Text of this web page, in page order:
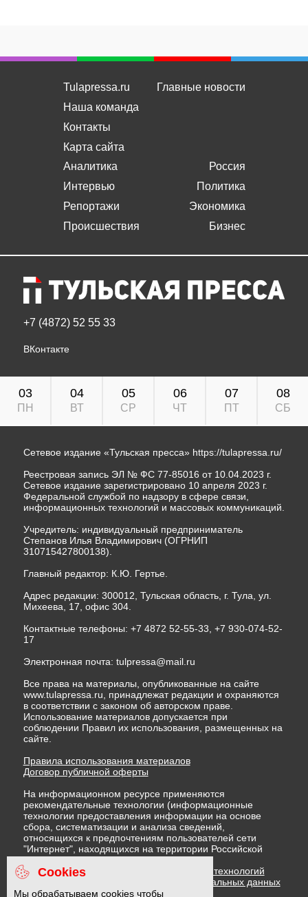
Tulapressa.ru
Наша команда
Контакты
Карта сайта
Главные новости
Аналитика
Интервью
Репортажи
Происшествия
Россия
Политика
Экономика
Бизнес
+7 (4872) 52 55 33
ВКонтакте
03
ПН
04
ВТ
05
СР
06
ЧТ
07
ПТ
08
СБ
Сетевое издание «Тульская пресса» https://tulapressa.ru/
Реестровая запись ЭЛ № ФС 77-85016 от 10.04.2023 г.
Сетевое издание зарегистрировано 10 апреля 2023 г.
Федеральной службой по надзору в сфере связи,
информационных технологий и массовых коммуникаций.
Учредитель: индивидуальный предприниматель
Степанов Илья Владимирович (ОГРНИП
310715427800138).
Главный редактор: К.Ю. Гертье.
Адрес редакции: 300012, Тульская область, г. Тула, ул.
Михеева, 17, офис 304.
Контактные телефоны: +7 4872 52-55-33, +7 930-074-52-
17
Электронная почта: tulpressa@mail.ru
Все права на материалы, опубликованные на сайте
www.tulapressa.ru, принадлежат редакции и охраняются
в соответствии с законом об авторском праве.
Использование материалов допускается при
соблюдении Правил их использования, размещенных на
сайте.
Правила использования материалов
Договор публичной оферты
На информационном ресурсе применяются
рекомендательные технологии (информационные
технологии предоставления информации на основе
сбора, систематизации и анализа сведений,
относящихся к предпочтениям пользователей сети
"Интернет", находящихся на территории Российской
Федерации)
Правила применения рекомендательных технологий
Политика в отношении обработки персональных данных
Политика обработки файлов cookie
Cookies
Мы обрабатываем cookies чтобы